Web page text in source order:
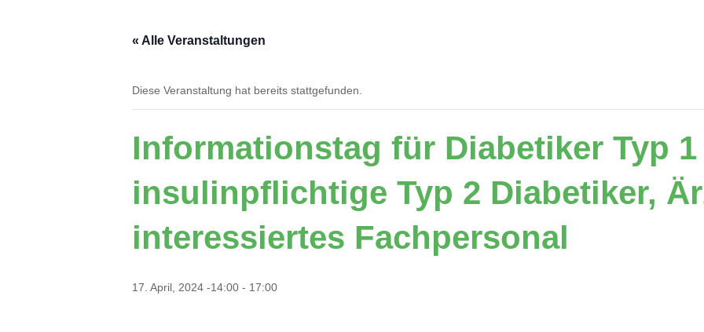
Aktuelles Über uns
Terminpool Die Region
« Alle Veranstaltungen
Diese Veranstaltung hat bereits stattgefunden.
Informationstag für Diabetiker Typ
insulinpflichtige Typ 2 Diabetiker,
interessiertes Fachpersonal
17. April, 2024 -14:00 - 17:00